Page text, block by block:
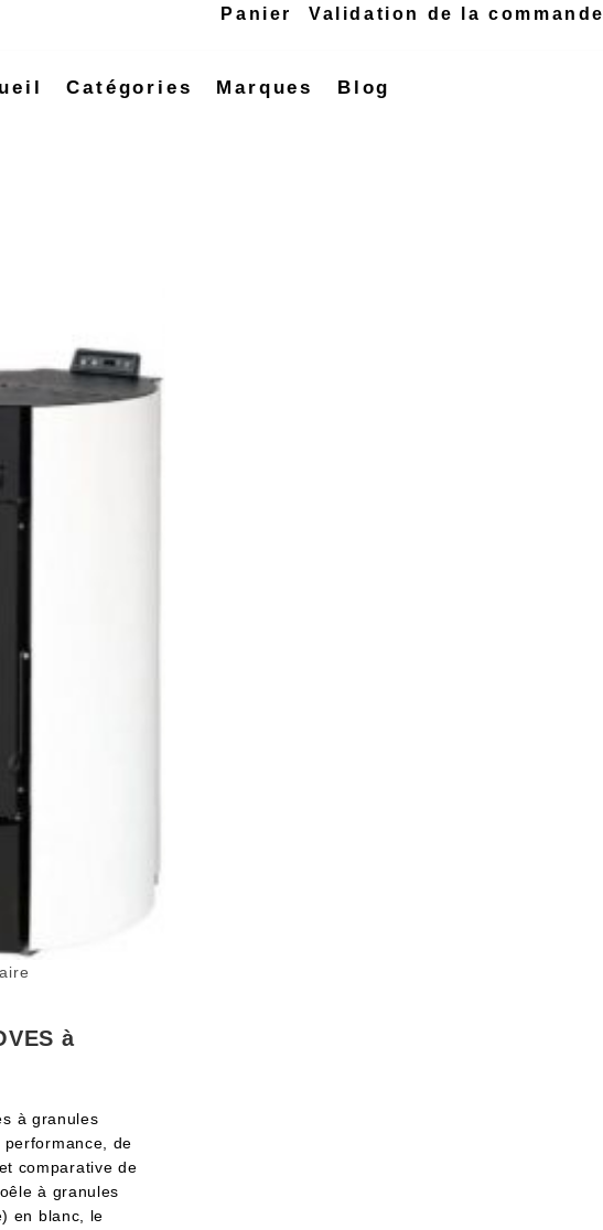
Panier Validation de la commande
Catégories Marques Blog
à
à granules
performance, de
comparative de
à granules
en blanc, le